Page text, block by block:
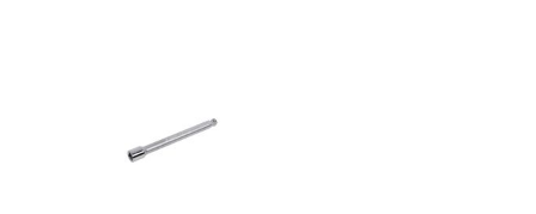
В кредит от 14 руб/мес